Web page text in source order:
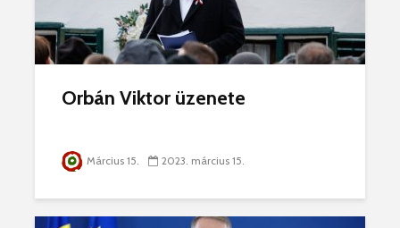
Orbán Viktor üzenete
Március 15. 2023. március 15.